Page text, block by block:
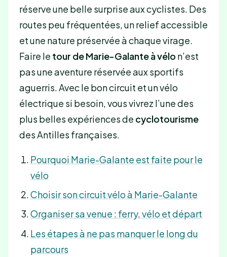
réserve une belle surprise aux cyclistes. Des
routes peu fréquentées, un relief accessible
et une nature préservée à chaque virage.
Faire le tour de Marie-Galante à vélo n’est
pas une aventure réservée aux sportifs
aguerris. Avec le bon circuit et un vélo
électrique si besoin, vous vivrez l’une des
plus belles expériences de cyclotourisme
des Antilles françaises.
Pourquoi Marie-Galante est faite pour le
vélo
Choisir son circuit vélo à Marie-Galante
Organiser sa venue : ferry, vélo et départ
Les étapes à ne pas manquer le long du
parcours